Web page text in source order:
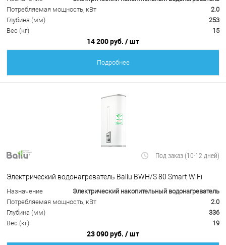
Потребляемая мощность, кВт
2.0
Глубина (мм)
253
Вес (кг)
15
14 200 руб. / шт
Подробнее
Под заказ (10-12 дней)
Электрический водонагреватель Ballu BWH/S 80 Smart WiFi
Назначение
Электрический накопительный водонагреватель
Потребляемая мощность, кВт
2.0
Глубина (мм)
336
Вес (кг)
19
23 090 руб. / шт